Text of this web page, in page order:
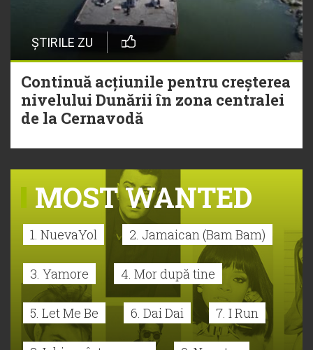
ȘTIRILE ZU
Continuă acțiunile pentru creșterea
nivelului Dunării în zona centralei
de la Cernavodă
MOST WANTED
1. NuevaYol 2. Jamaican (Bam Bam)
3. Yamore 4. Mor după tine
5. Let Me Be 6. Dai Dai 7. I Run